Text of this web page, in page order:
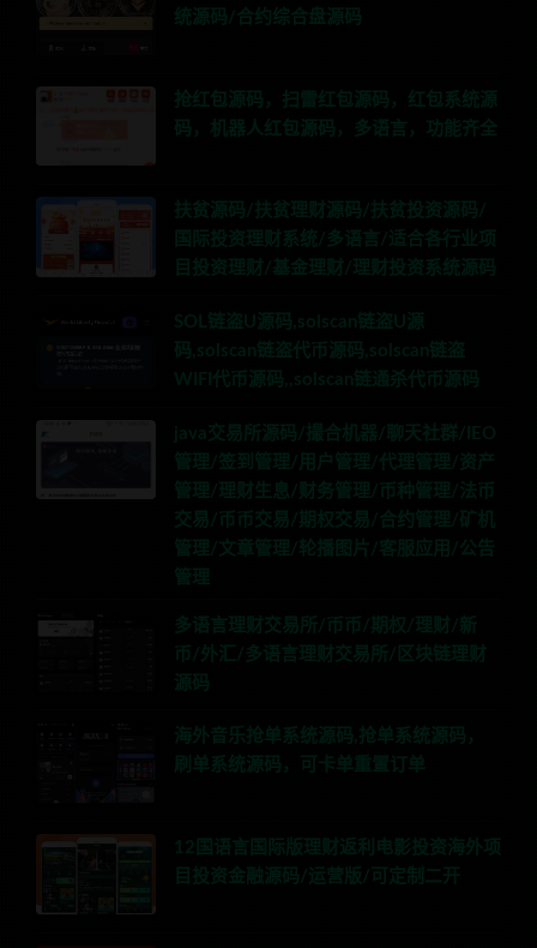
统源码/合约综合盘源码
抢红包源码，扫雷红包源码，红包系统源
码，机器人红包源码，多语言，功能齐全
扶贫源码/扶贫理财源码/扶贫投资源码/
国际投资理财系统/多语言/适合各行业项
目投资理财/基金理财/理财投资系统源码
SOL链盗U源码,solscan链盗U源
码,solscan链盗代币源码,solscan链盗
WIFI代币源码,,solscan链通杀代币源码
java交易所源码/撮合机器/聊天社群/IEO
管理/签到管理/用户管理/代理管理/资产
管理/理财生息/财务管理/币种管理/法币
交易/币币交易/期权交易/合约管理/矿机
管理/文章管理/轮播图片/客服应用/公告
管理
多语言理财交易所/币币/期权/理财/新
币/外汇/多语言理财交易所/区块链理财
源码
海外音乐抢单系统源码,抢单系统源码，
刷单系统源码，可卡单重置订单
12国语言国际版理财返利电影投资海外项
目投资金融源码/运营版/可定制二开